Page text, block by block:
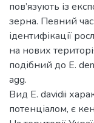
пов’язують із
зерна. Певний
ідентифікації
на нових
подібний до E.
agg.
Вид Е. davidii
потенціалом, є